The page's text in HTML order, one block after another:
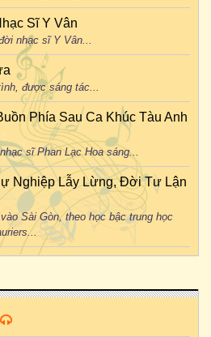
Sĩ Y Vân
nhạc sĩ Y Vân...
được sáng tác...
Phía Sau Ca Khúc Tàu Anh
sĩ Phan Lạc Hoa sáng...
Nghiệp Lẫy Lừng, Đời Tư Lận
Sài Gòn, theo học bậc trung học